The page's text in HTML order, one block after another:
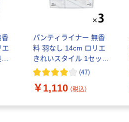
香
エ
パンティライナー 無香
料 羽なし 14cm ロリエ
きれいスタイル 1セット
（72枚入×3個） 花王
(47)
￥1,110 （税込）